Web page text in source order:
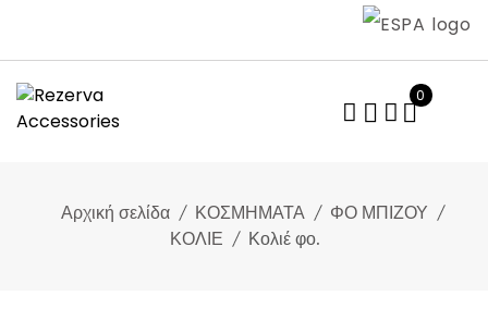
content
0
Αρχική σελίδα ΚΟΣΜΗΜΑΤΑ
ΦΟ ΜΠΙΖΟΥ
ΚΟΛΙΕ
Κολιέ φο.